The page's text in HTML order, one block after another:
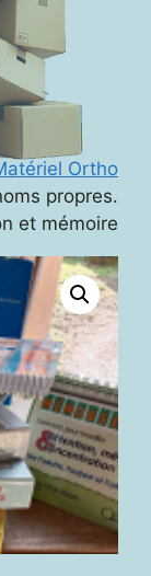
Ortho
propres.
et mémoire